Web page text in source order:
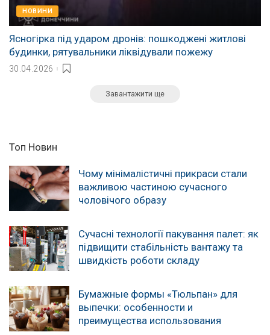
НОВИНИ
Ясногірка під ударом дронів: пошкоджені житлові
будинки, рятувальники ліквідували пожежу
30.04.2026
Завантажити ще
Топ Новин
Чому мінімалістичні прикраси стали
важливою частиною сучасного
чоловічого образу
Сучасні технології пакування палет: як
підвищити стабільність вантажу та
швидкість роботи складу
Бумажные формы «Тюльпан» для
выпечки: особенности и
преимущества использования